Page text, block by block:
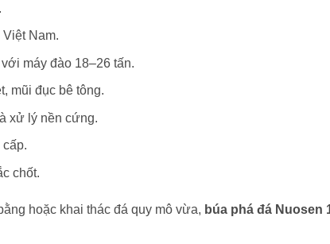
Nam.
máy đào 18–26 tấn.
mũi đục bê tông.
xử lý nền cứng.
chốt.
hoặc khai thác đá quy mô vừa, búa phá đá Nuosen